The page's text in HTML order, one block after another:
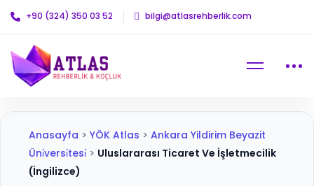
+90 (324) 350 03 52 bilgi@atlasrehberlik.com
Anasayfa > YÖK Atlas > Ankara Yildirim Beyazit
Üni̇versi̇tesi̇ > Uluslararası Ticaret Ve İşletmecilik
(İngilizce)